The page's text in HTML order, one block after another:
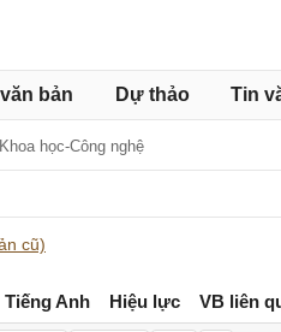
bản Dự thảo Tin
Khoa học-Công nghệ
cũ)
Tiếng Anh Hiệu lực VB liên